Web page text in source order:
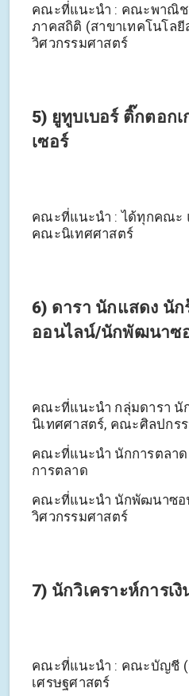
คณะที่แนะนำ : คณะพาณิ
ภาคสถิติ (สาขาเทคโนโล
วิศวกรรมศาสตร์
5) ยูทูบเบอร์ ติ๊กตอก
เซอร์
คณะที่แนะนำ : ได้ทุกคณะ
คณะนิเทศศาสตร์
6) ดารา นักแสดง นั
ออนไลน์/นักพัฒนาซ
คณะที่แนะนำ กลุ่มดารา นั
นิเทศศาสตร์, คณะศิลปกร
คณะที่แนะนำ นักการตลา
การตลาด
คณะที่แนะนำ นักพัฒนาซอ
วิศวกรรมศาสตร์
7) นักวิเคราะห์การเ
คณะที่แนะนำ : คณะบัญชี (
เศรษฐศาสตร์